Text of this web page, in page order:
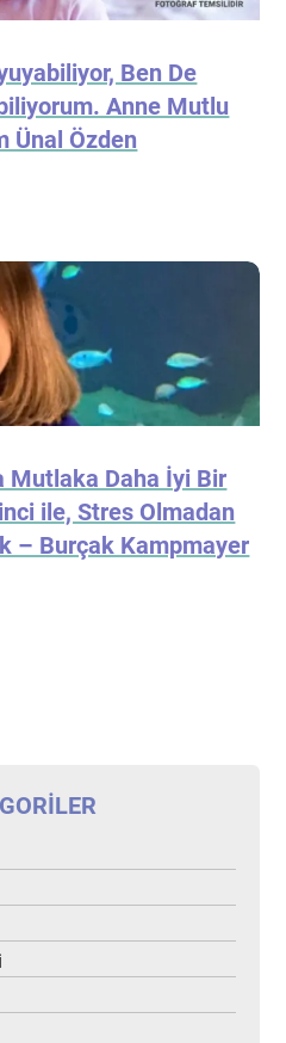
Ben De
Anne Mutlu
Ünal Özden
Mutlaka Daha İyi Bir
ile, Stres Olmadan
– Burçak Kampmayer